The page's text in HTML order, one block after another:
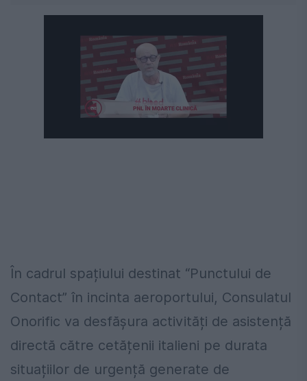
În cadrul spațiului destinat “Punctului de
Contact” în incinta aeroportului, Consulatul
Onorific va desfășura activități de asistență
directă către cetățenii italieni pe durata
situațiilor de urgență generate de